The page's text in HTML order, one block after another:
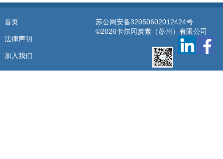
首页
法律声明
加入我们
苏公网安备32050602012424号
©2026卡尔冈炭素（苏州）有限公司